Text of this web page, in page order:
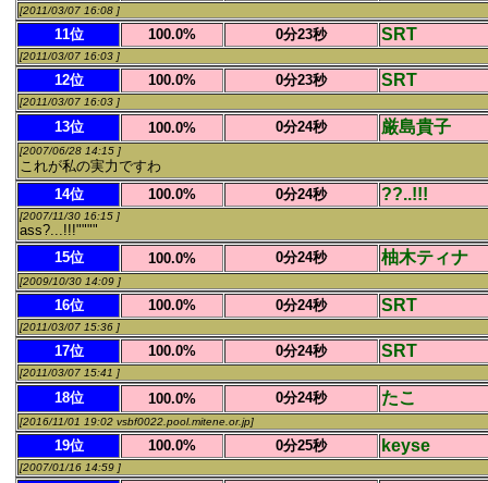
[2011/03/07 16:08 ]
11位 100.0% 0分23秒 SRT
[2011/03/07 16:03 ]
12位 100.0% 0分23秒 SRT
[2011/03/07 16:03 ]
13位 100.0% 0分24秒 厳島貴子
[2007/06/28 14:15 ]
これが私の実力ですわ
14位
100.0% 0分24秒 ??..!!!
[2007/11/30 16:15 ]
ass?...!!!""""
15位
100.0% 0分24秒 柚木ティナ
[2009/10/30 14:09 ]
16位 100.0% 0分24秒 SRT
[2011/03/07 15:36 ]
17位 100.0% 0分24秒 SRT
[2011/03/07 15:41 ]
18位 100.0% 0分24秒 たこ
[2016/11/01 19:02 vsbf0022.pool.mitene.or.jp]
19位 100.0% 0分25秒 keyse
[2007/01/16 14:59 ]